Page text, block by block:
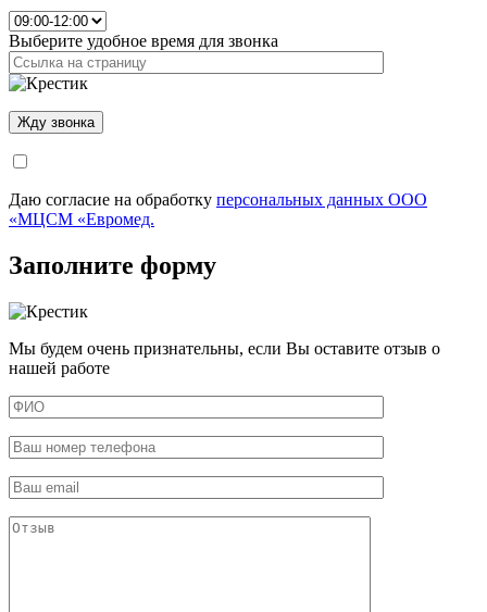
Выберите удобное время для звонка
Даю согласие на обработку персональных данных ООО
«МЦСМ «Евромед.
Заполните форму
Мы будем очень признательны, если Вы оставите отзыв о
нашей работе